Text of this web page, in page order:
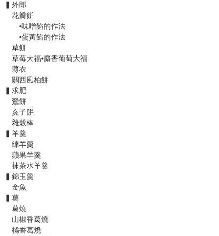
▍外郎
花瓣餅
•味噌餡的作法
•蛋黃餡的作法
草餅
草莓大福•麝香葡萄大福
薄衣
關西風柏餅
▍求肥
鶯餅
亥子餅
雜穀棒
▍羊羹
練羊羹
蘋果羊羹
抹茶水羊羹
▍錦玉羹
金魚
▍葛
葛燒
山椒香葛燒
橘香葛燒